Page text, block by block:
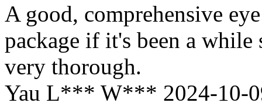
A good, comprehensive
package if it's been a while
very thorough.
Yau L*** W*** 2024-10-